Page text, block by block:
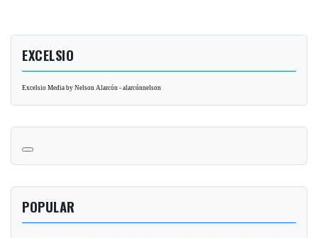
EXCELSIO
Excelsio Media by Nelson Alarcón - alarcónnelson
POPULAR